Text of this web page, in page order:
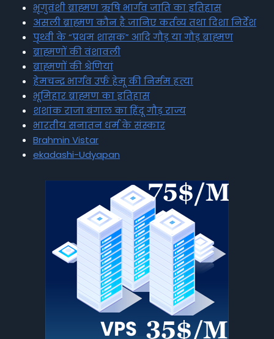
भृगुवंशी ब्राह्मण ऋषि भार्गव जाति का इतिहास
असली ब्राह्मण कौन है जानिए कर्तव्य तथा दिशा निर्देश
पृथ्वी के “प्रथम शासक” आदि गौड़ या गौड़ ब्राह्मण
ब्राह्मणों की वंशावली
ब्राह्मणों की श्रेणियां
हेमचन्द्र भार्गव उर्फ हेमू की निर्मम हत्या
भूमिहार ब्राह्मण का इतिहास
शशांक राजा बंगाल का हिंदू गौड़ राज्य
भारतीय सनातन धर्म के संस्कार
Brahmin Vistar
ekadashi-Udyapan